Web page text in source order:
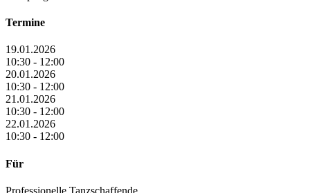
Termine
19.01.2026
10:30 - 12:00
20.01.2026
10:30 - 12:00
21.01.2026
10:30 - 12:00
22.01.2026
10:30 - 12:00
Für
Professionelle Tanzschaffende